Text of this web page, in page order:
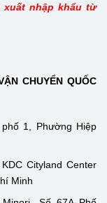
nhập khẩu từ
CHUYỂN QUỐC
1, Phường Hiệp
Cityland Center
Minh